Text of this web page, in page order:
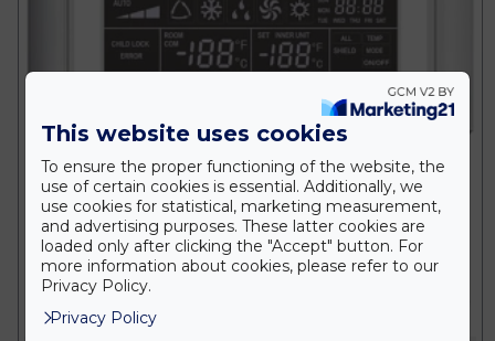
This website uses cookies
To ensure the proper functioning of the website, the
use of certain cookies is essential. Additionally, we
use cookies for statistical, marketing measurement,
and advertising purposes. These latter cookies are
loaded only after clicking the "Accept" button. For
more information about cookies, please refer to our
Privacy Policy.
Privacy Policy